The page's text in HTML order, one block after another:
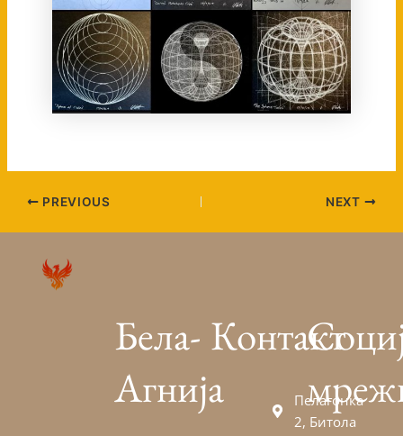
PREVIOUS NEXT
Бела-
Агнија
Контакт
Пелагонка
2, Битола